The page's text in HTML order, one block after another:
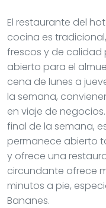
El restaurante del
cocina es
frescos y de calidad
abierto para el
cena de lunes a
la semana,
en viaje de
final de la semana,
permanece abierto
y ofrece una
circundante ofrece
minutos a pie,
Bananes.